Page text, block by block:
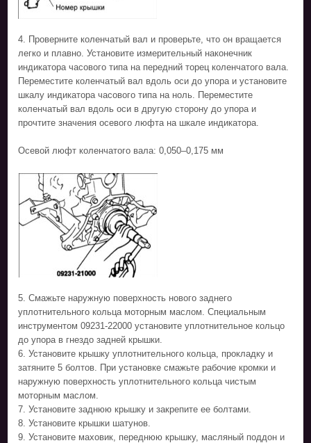
4. Проверните коленчатый вал и проверьте, что он вращается
легко и плавно. Установите измерительный наконечник
индикатора часового типа на передний торец коленчатого вала.
Переместите коленчатый вал вдоль оси до упора и установите
шкалу индикатора часового типа на ноль. Переместите
коленчатый вал вдоль оси в другую сторону до упора и
прочтите значения осевого люфта на шкале индикатора.
Осевой люфт коленчатого вала: 0,050–0,175 мм
5. Смажьте наружную поверхность нового заднего
уплотнительного кольца моторным маслом. Специальным
инструментом 09231-22000 установите уплотнительное кольцо
до упора в гнездо задней крышки.
6. Установите крышку уплотнительного кольца, прокладку и
затяните 5 болтов. При установке смажьте рабочие кромки и
наружную поверхность уплотнительного кольца чистым
моторным маслом.
7. Установите заднюю крышку и закрепите ее болтами.
8. Установите крышки шатунов.
9. Установите маховик, переднюю крышку, масляный поддон и